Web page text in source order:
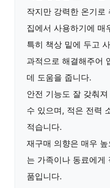
작지만 강력한 온기로
집에서 사용하기에 매
특히 책상 밑에 두고
과적으로 해결해주어
데 도움을 줍니다.
안전 기능 도 잘 갖춰
수 있으며, 적은 전력
적습니다.
재구매 의향은 매우 높
는 가족이나 동료에게
품입니다.